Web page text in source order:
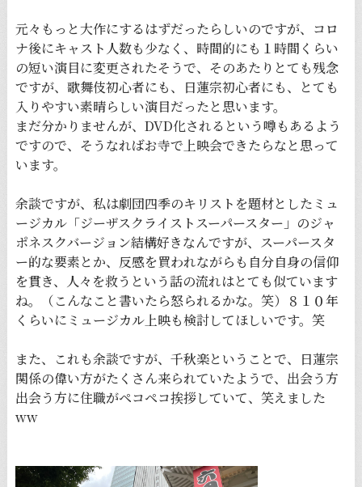
元々もっと大作にするはずだったらしいのですが、コロ
ナ後にキャスト人数も少なく、時間的にも１時間くらい
の短い演目に変更されたそうで、そのあたりとても残念
ですが、歌舞伎初心者にも、日蓮宗初心者にも、とても
入りやすい素晴らしい演目だったと思います。
まだ分かりませんが、DVD化されるという噂もあるよう
ですので、そうなればお寺で上映会できたらなと思って
います。
余談ですが、私は劇団四季のキリストを題材としたミュ
ージカル「ジーザスクライストスーパースター」のジャ
ポネスクバージョン結構好きなんですが、スーパースタ
ー的な要素とか、反感を買われながらも自分自身の信仰
を貫き、人々を救うという話の流れはとても似ています
ね。（こんなこと書いたら怒られるかな。笑）８１０年
くらいにミュージカル上映も検討してほしいです。笑
また、これも余談ですが、千秋楽ということで、日蓮宗
関係の偉い方がたくさん来られていたようで、出会う方
出会う方に住職がペコペコ挨拶していて、笑えました
ww